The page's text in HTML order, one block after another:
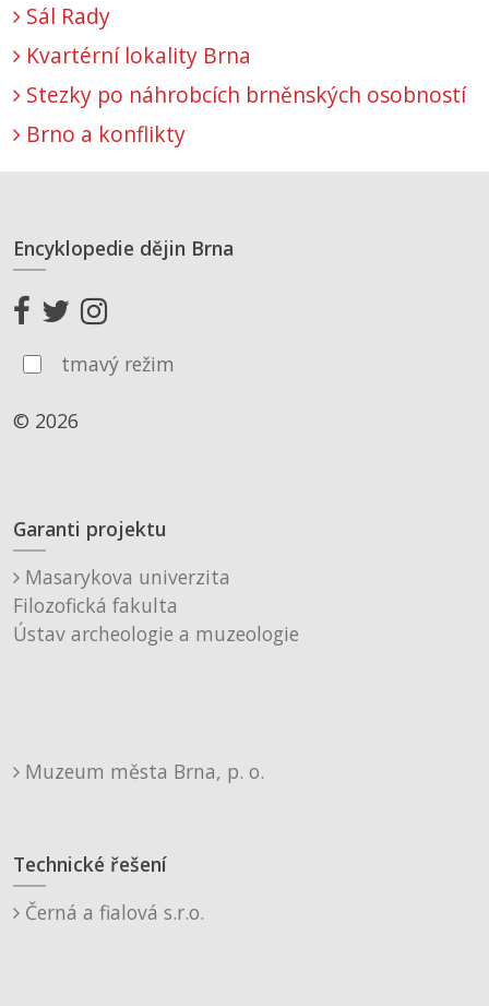
Sál Rady
Kvartérní lokality Brna
Stezky po náhrobcích brněnských osobností
Brno a konflikty
Encyklopedie dějin Brna
tmavý režim
© 2026
Garanti projektu
Masarykova univerzita
Filozofická fakulta
Ústav archeologie a muzeologie
Muzeum města Brna, p. o.
Technické řešení
Černá a fialová s.r.o.